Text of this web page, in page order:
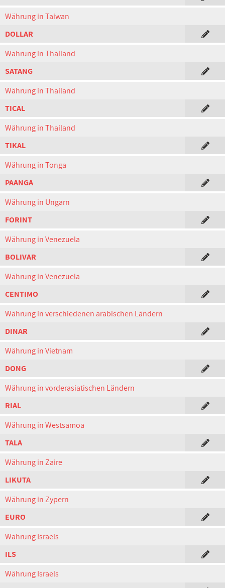
Währung in Taiwan
DOLLAR
Währung in Thailand
SATANG
Währung in Thailand
TICAL
Währung in Thailand
TIKAL
Währung in Tonga
PAANGA
Währung in Ungarn
FORINT
Währung in Venezuela
BOLIVAR
Währung in Venezuela
CENTIMO
Währung in verschiedenen arabischen Ländern
DINAR
Währung in Vietnam
DONG
Währung in vorderasiatischen Ländern
RIAL
Währung in Westsamoa
TALA
Währung in Zaire
LIKUTA
Währung in Zypern
EURO
Währung Israels
ILS
Währung Israels